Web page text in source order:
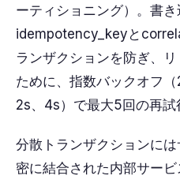
ーティショニング）。書
idempotency_keyと
ランザクションを防ぎ、
ために、指数バックオフ
2s、4s）で最大5回の再試
分散トランザクションに
密に結合された内部サー